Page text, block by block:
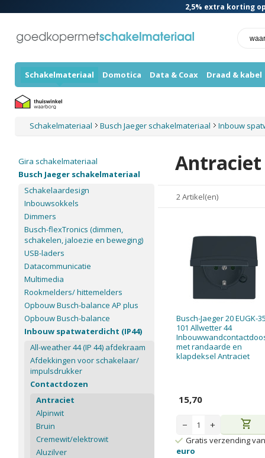
2,5% extra korting
Schakelmateriaal Domotica Data & Coax Draad & kabel
Schakelmateriaal Busch Jaeger schakelmateriaal Inbouw
Antraciet
2 Artikel(en)
Busch-Jaeger 20 EUGK-
101 Allwetter 44
met randaarde en
klapdeksel Antraciet
15,70
− + shopping_cart
Gratis verzending
euro
Gira schakelmateriaal
Busch Jaeger schakelmateriaal
Schakelaardesign
Inbouwsokkels
Dimmers
Busch-flexTronics (dimmen,
schakelen, jaloezie en beweging)
USB-laders
Datacommunicatie
Multimedia
Rookmelders/ hittemelders
Opbouw Busch-balance AP plus
Opbouw Busch-balance
Inbouw spatwaterdicht (IP44)
All-weather 44 (IP 44) afdekraam
Afdekkingen voor schakelaar/
impulsdrukker
Contactdozen
Antraciet
Alpinwit
Bruin
Cremewit/elektrowit
Aluzilver